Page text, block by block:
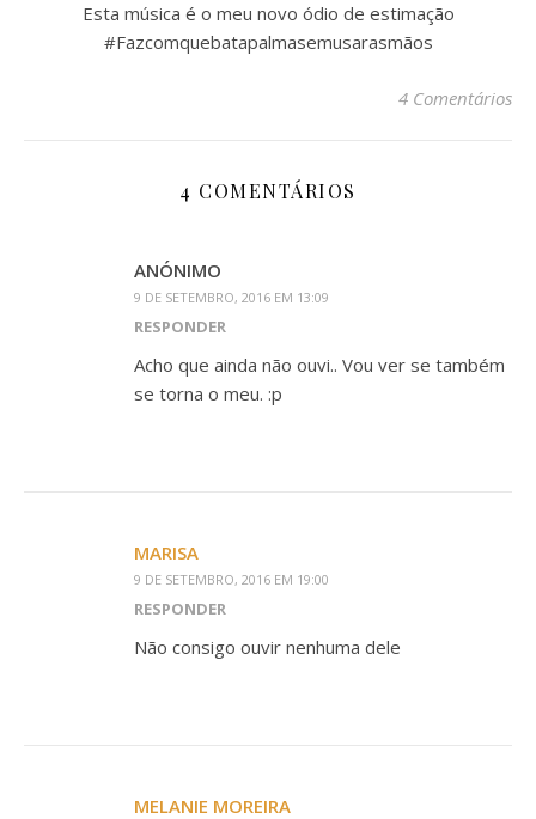
Esta música é o meu novo ódio de estimação
#Fazcomquebatapalmasemusarasmãos
4 Comentários
4 COMENTÁRIOS
ANÓNIMO
9 DE SETEMBRO, 2016 EM 13:09
RESPONDER
Acho que ainda não ouvi.. Vou ver se também
se torna o meu. :p
MARISA
9 DE SETEMBRO, 2016 EM 19:00
RESPONDER
Não consigo ouvir nenhuma dele
MELANIE MOREIRA